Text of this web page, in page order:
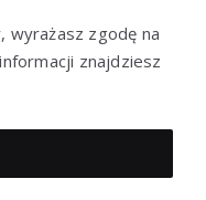
© 2022
wyrażasz zgodę na
znajdziesz